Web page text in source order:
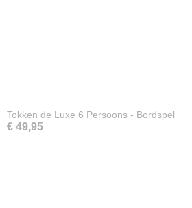
Tokken de Luxe 6 Persoons - Bordspel
€ 49,95